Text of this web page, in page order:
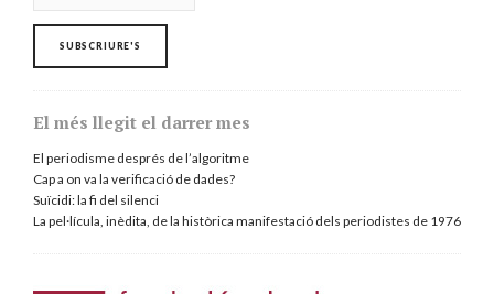
El més llegit el darrer mes
El periodisme després de l’algoritme
Cap a on va la verificació de dades?
Suïcidi: la fi del silenci
La pel·lícula, inèdita, de la històrica manifestació dels periodistes de 1976